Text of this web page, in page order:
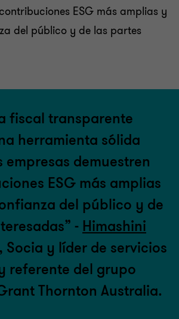
ESG más amplias y
del público y de las partes
fiscal transparente
herramienta sólida
empresas demuestren
ESG más amplias
del público y de
- Himashini
, Socia y líder de servicios
referente del grupo
Thornton Australia.